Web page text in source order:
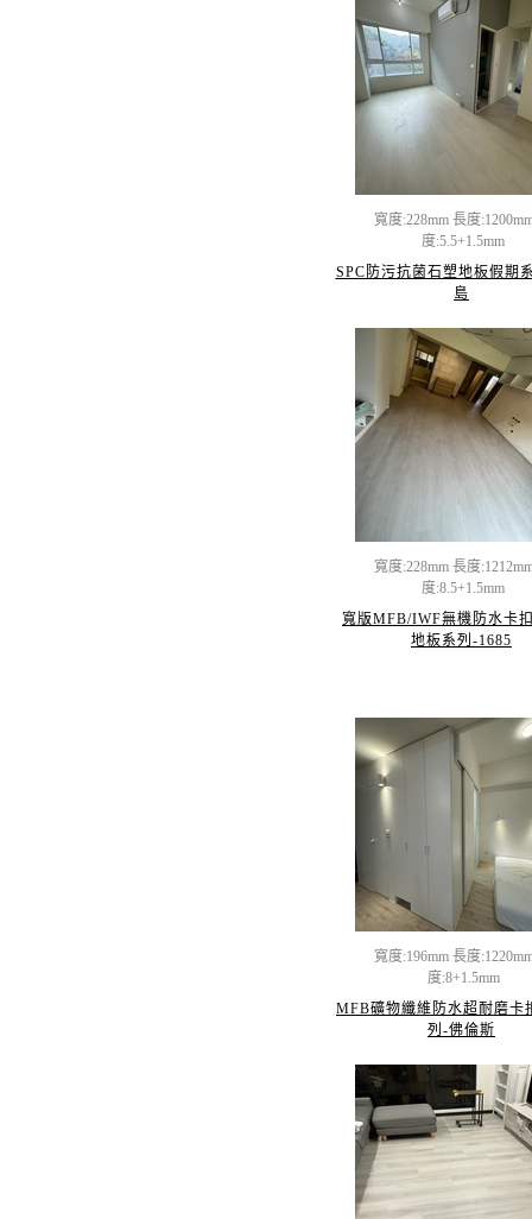
寬度:228mm 長度
度:5.5+1.5mm
SPC防污抗菌石塑地板假期
島
寬度:228mm 長度
度:8.5+1.5mm
寬版MFB/IWF無機防水卡
地板系列-1685
寬度:196mm 長度
度:8+1.5mm
MFB礦物纖維防水超耐磨卡
列-佛倫斯